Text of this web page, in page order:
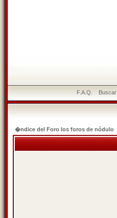
F.A.Q. Buscar
�ndice del Foro los foros de nódulo